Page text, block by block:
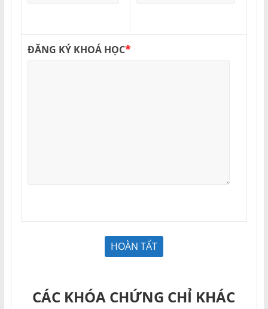
ĐĂNG KÝ KHOÁ HỌC*
CÁC KHÓA CHỨNG CHỈ KHÁC